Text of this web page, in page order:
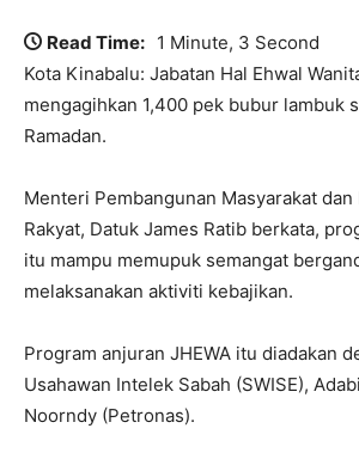
Read Time: 1 Minute, 3 Second
Kota Kinabalu: Jabatan Hal Ehwal
mengagihkan 1,400 pek bubur lambuk
Ramadan.
Menteri Pembangunan Masyarakat dan
Rakyat, Datuk James Ratib berkata,
itu mampu memupuk semangat
melaksanakan aktiviti kebajikan.
Program anjuran JHEWA itu diadakan
Usahawan Intelek Sabah (SWISE),
Noorndy (Petronas).